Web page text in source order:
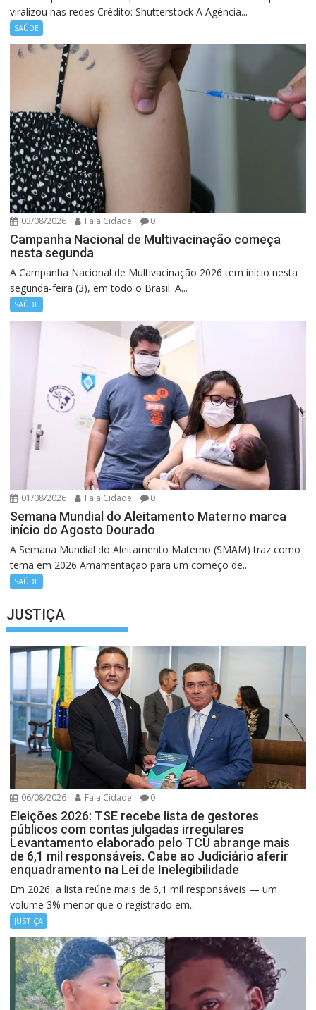
viralizou nas redes Crédito: Shutterstock A Agência...
SAÚDE
03/08/2026 Fala Cidade 0
Campanha Nacional de Multivacinação começa
nesta segunda
A Campanha Nacional de Multivacinação 2026 tem início nesta
segunda-feira (3), em todo o Brasil. A...
SAÚDE
01/08/2026 Fala Cidade 0
Semana Mundial do Aleitamento Materno marca
início do Agosto Dourado
A Semana Mundial do Aleitamento Materno (SMAM) traz como
tema em 2026 Amamentação para um começo de...
SAÚDE
JUSTIÇA
06/08/2026 Fala Cidade 0
Eleições 2026: TSE recebe lista de gestores
públicos com contas julgadas irregulares
Levantamento elaborado pelo TCU abrange mais
de 6,1 mil responsáveis. Cabe ao Judiciário aferir
enquadramento na Lei de Inelegibilidade
Em 2026, a lista reúne mais de 6,1 mil responsáveis — um
volume 3% menor que o registrado em...
JUSTIÇA